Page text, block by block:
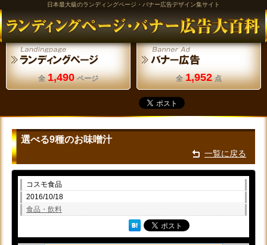
日本最大級のランディングページ・バナー広告デザイン集サイト
全 1,490 ページ 全 1,952 点
選べる9種のお味噌汁
一覧に戻る
コスモ食品
2016/10/18
食品・飲料